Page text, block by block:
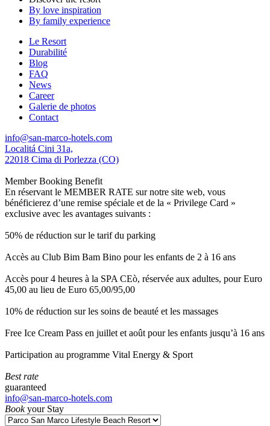
By love inspiration
By family experience
Le Resort
Durabilité
Blog
FAQ
News
Career
Galerie de photos
Contact
info@san-marco-hotels.com
Localitá Cini 31a,
22018 Cima di Porlezza (CO)
Member Booking Benefit
En réservant le MEMBER RATE sur notre site web, vous
bénéficierez d’une remise spéciale et de la « Privilege Card »
exclusive avec les avantages suivants :
50% de réduction sur le tarif du parking
Accès au Club Bim Bam Bino pour les enfants de 2 à 16 ans
Accès pour 4 heures à la SPA CEò, réservée aux adultes, pour Euro
45,00 au lieu de Euro 65,00/95,00
10% de réduction sur les soins de beauté et les massages
Free Ice Cream Pass en juillet et août pour les enfants jusqu’à 16 ans
Participation au programme Vital Energy & Sport
Best rate
guaranteed
info@san-marco-hotels.com
Bookyour Stay